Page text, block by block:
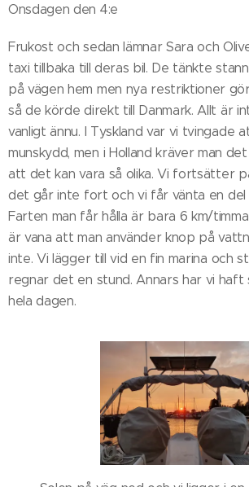
Onsdagen den 4:e
Frukost och sedan lämnar Sara och
taxi tillbaka till deras bil. De tänkte
på vägen hem men nya restriktioner
så de körde direkt till Danmark. Allt är
vanligt ännu. I Tyskland var vi tvingade
munskydd, men i Holland kräver man
att det kan vara så olika. Vi fortsätter
det går inte fort och vi får vänta en
Farten man får hålla är bara 6 km/
är vana att man använder knop på
inte. Vi lägger till vid en fin marina och
regnar det en stund. Annars har vi haft
hela dagen.